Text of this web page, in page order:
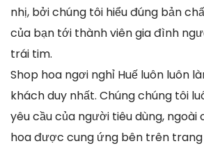
nhị, bởi chúng tôi hiểu đúng bản
của bạn tới thành viên gia đình
trái tim.
Shop hoa ngơi nghỉ Huế luôn luôn
khách duy nhất. Chúng chúng tôi
yêu cầu của người tiêu dùng,
hoa được cung ứng bên trên